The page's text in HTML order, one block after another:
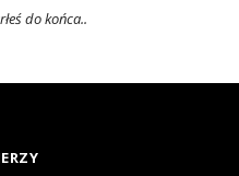
do końca..